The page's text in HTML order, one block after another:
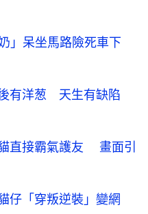
」呆坐馬路險死車下
後有洋葱 天生有缺陷
直接霸氣護友 畫面引
仔「穿叛逆裝」變網